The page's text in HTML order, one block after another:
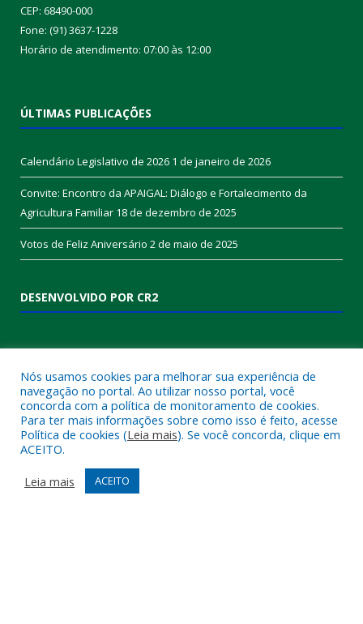
CEP: 68490-000
Fone: (91) 3637-1228
Horário de atendimento: 07:00 às 12:00
ÚLTIMAS PUBLICAÇÕES
Calendário Legislativo de 2026 1 de janeiro de 2026
Convite: Encontro da APAIGAL: Diálogo e Fortalecimento da
Agricultura Familiar 18 de dezembro de 2025
Votos de Feliz Aniversário 2 de maio de 2025
DESENVOLVIDO POR CR2
Muito mais que
Realizamos umaassessoria
contrato que todas as exigências das
Nós usamos cookies para melhorar sua experiência de
navegação no portal. Ao utilizar nosso portal, você
concorda com a política de monitoramento de cookies.
Para ter mais informações sobre como isso é feito, acesse
Política de cookies (Leia mais). Se você concorda, clique em
ACEITO.
Leia mais
ACEITO